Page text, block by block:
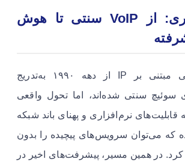
پیشینه فناوری: از VoIP سنتی تا هوش
سیستم‌های تلفنی مبتنی بر IP از دهه ۱۹۹۰ به‌تدریج
سوئیچ سنتی شده‌اند، اما تحول واقعی
قابلیت‌های نرم‌افزاری و پهنای باند شبکه
که می‌توان سرویس‌های پیچیده را بدون
کرد. در همین مسیر، پیشرفت‌های اخیر در